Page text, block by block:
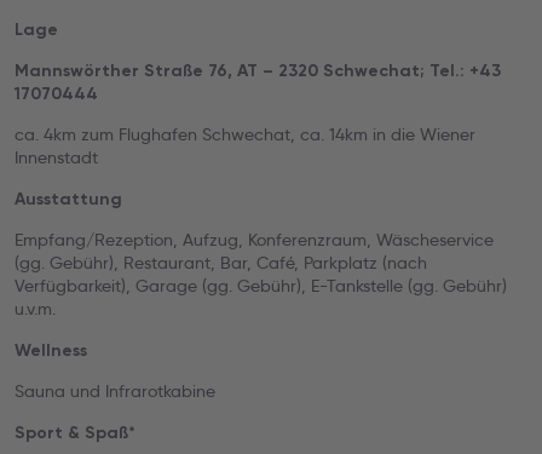
Lage
Mannswörther Straße 76, AT – 2320 Schwechat; Tel.: +43
17070444
ca. 4km zum Flughafen Schwechat, ca. 14km in die Wiener
Innenstadt
Ausstattung
Empfang/Rezeption, Aufzug, Konferenzraum, Wäscheservice
(gg. Gebühr), Restaurant, Bar, Café, Parkplatz (nach
Verfügbarkeit), Garage (gg. Gebühr), E-Tankstelle (gg. Gebühr)
u.v.m.
Wellness
Sauna und Infrarotkabine
Sport & Spaß*